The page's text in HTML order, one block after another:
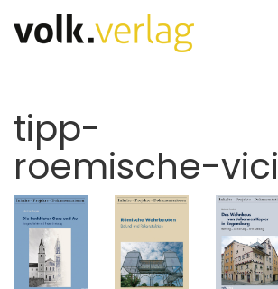
tipp-
roemische-vici